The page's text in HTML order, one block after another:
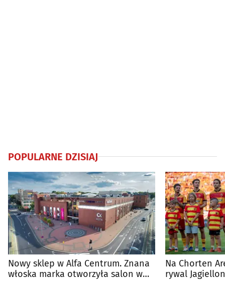
POPULARNE DZISIAJ
Nowy sklep w Alfa Centrum. Znana
włoska marka otworzyła salon w
Na Chorten
rywal